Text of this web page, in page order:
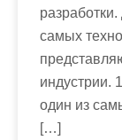
самых
индустрии.
один из
[…]